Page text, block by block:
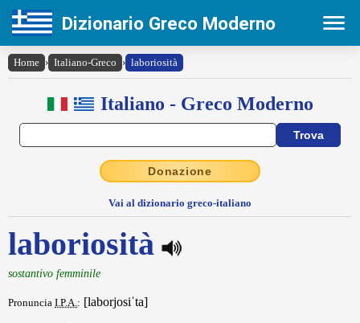
Dizionario Greco Moderno
Home › Italiano-Greco › laboriosità
Italiano - Greco Moderno
Donazione
Vai al dizionario greco-italiano
laboriosità
sostantivo femminile
Pronuncia I.P.A.: [laborjosiˈta]